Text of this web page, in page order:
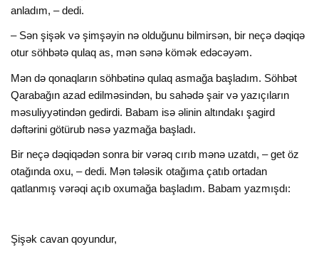
anladım, – dedi.
– Sən şişək və şimşəyin nə olduğunu bilmirsən, bir neçə dəqiqə
otur söhbətə qulaq as, mən sənə kömək edəcəyəm.
Mən də qonaqların söhbətinə qulaq asmağa başladım. Söhbət
Qarabağın azad edilməsindən, bu sahədə şair və yazıçıların
məsuliyyətindən gedirdi. Babam isə əlinin altındakı şagird
dəftərini götürub nəsə yazmağa başladı.
Bir neçə dəqiqədən sonra bir vərəq cırıb mənə uzatdı, – get öz
otağında oxu, – dedi. Mən tələsik otağıma çatıb ortadan
qatlanmış vərəqi açıb oxumağa başladım. Babam yazmışdı:
Şişək cavan qoyundur,